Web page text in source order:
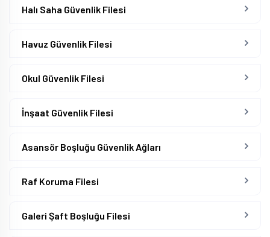
Halı Saha Güvenlik Filesi
Havuz Güvenlik Filesi
Okul Güvenlik Filesi
İnşaat Güvenlik Filesi
Asansör Boşluğu Güvenlik Ağları
Raf Koruma Filesi
Galeri Şaft Boşluğu Filesi